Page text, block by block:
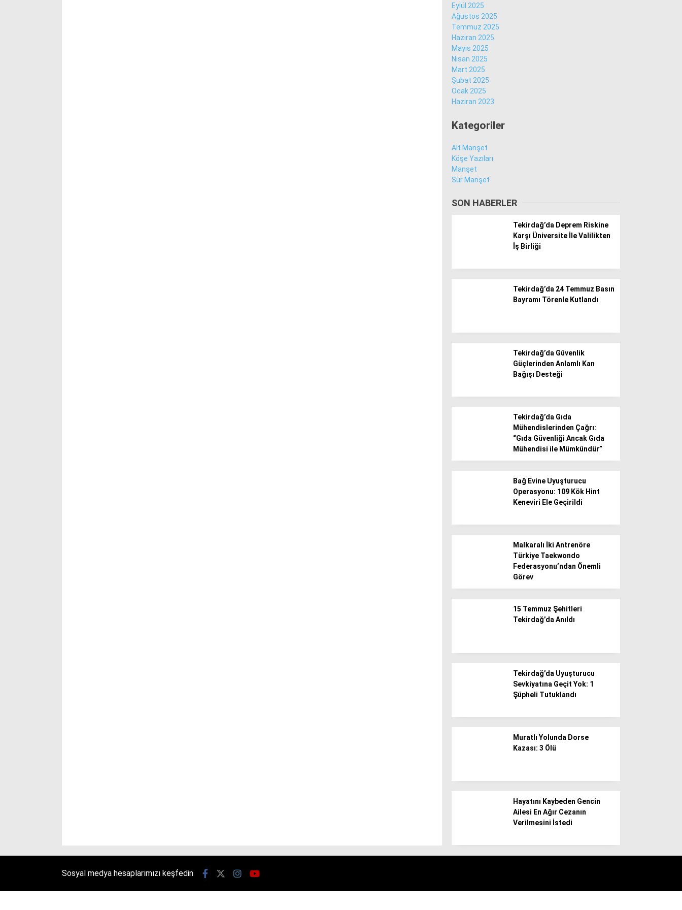
Eylül 2025
Ağustos 2025
Temmuz 2025
Haziran 2025
Mayıs 2025
Nisan 2025
Mart 2025
Şubat 2025
Ocak 2025
Haziran 2023
Kategoriler
Alt Manşet
Köşe Yazıları
Manşet
Sür Manşet
SON HABERLER
Tekirdağ’da Deprem Riskine
Karşı Üniversite İle Valilikten
İş Birliği
Tekirdağ’da 24 Temmuz Basın
Bayramı Törenle Kutlandı
Tekirdağ’da Güvenlik
Güçlerinden Anlamlı Kan
Bağışı Desteği
Tekirdağ’da Gıda
Mühendislerinden Çağrı:
“Gıda Güvenliği Ancak Gıda
Mühendisi ile Mümkündür”
Bağ Evine Uyuşturucu
Operasyonu: 109 Kök Hint
Keneviri Ele Geçirildi
Malkaralı İki Antrenöre
Türkiye Taekwondo
Federasyonu’ndan Önemli
Görev
15 Temmuz Şehitleri
Tekirdağ’da Anıldı
Tekirdağ’da Uyuşturucu
Sevkiyatına Geçit Yok: 1
Şüpheli Tutuklandı
Muratlı Yolunda Dorse
Kazası: 3 Ölü
Hayatını Kaybeden Gencin
Ailesi En Ağır Cezanın
Verilmesini İstedi
Sosyal medya hesaplarımızı keşfedin